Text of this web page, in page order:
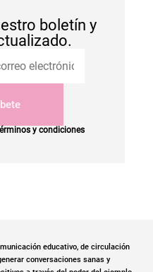
boletín y
y condiciones
educativo, de circulación
conversaciones sanas y